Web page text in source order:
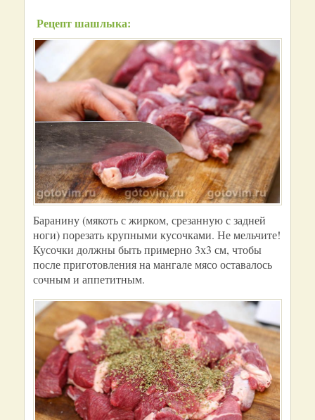
Рецепт шашлыка:
Баранину (мякоть с жирком, срезанную с задней
ноги) порезать крупными кусочками. Не мельчите!
Кусочки должны быть примерно 3х3 см, чтобы
после приготовления на мангале мясо оставалось
сочным и аппетитным.